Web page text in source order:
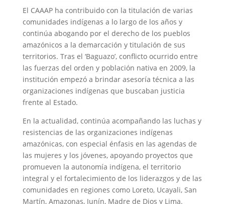
El CAAAP ha contribuido con la titulación de varias
comunidades indígenas a lo largo de los años y
continúa abogando por el derecho de los pueblos
amazónicos a la demarcación y titulación de sus
territorios. Tras el ‘Baguazo’, conflicto ocurrido entre
las fuerzas del orden y población nativa en 2009, la
institución empezó a brindar asesoría técnica a las
organizaciones indígenas que buscaban justicia
frente al Estado.
En la actualidad, continúa acompañando las luchas y
resistencias de las organizaciones indígenas
amazónicas, con especial énfasis en las agendas de
las mujeres y los jóvenes, apoyando proyectos que
promueven la autonomía indígena, el territorio
integral y el fortalecimiento de los liderazgos y de las
comunidades en regiones como Loreto, Ucayali, San
Martín, Amazonas, Junín, Madre de Dios y Lima.